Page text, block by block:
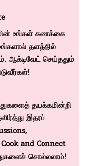
உங்கள் கணக்கை
தளத்தில்
ஆக்டிவேட் செய்ததும்
தயக்கமின்றி
இதரப்
,
Cook and Connect
சொல்லலாம்!